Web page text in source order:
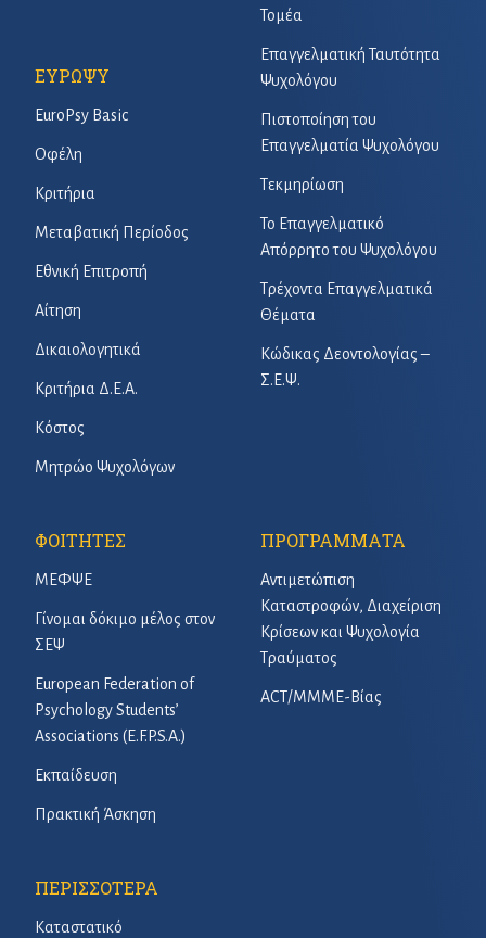
Τομέα
Επαγγελματική Ταυτότητα
Ψυχολόγου
Πιστοποίηση του
Επαγγελματία Ψυχολόγου
Τεκμηρίωση
Το Επαγγελματικό
Απόρρητο του Ψυχολόγου
Τρέχοντα Επαγγελματικά
Θέματα
Κώδικας Δεοντολογίας –
Σ.Ε.Ψ.
ΕΥΡΩΨΥ
EuroPsy Basic
Οφέλη
Κριτήρια
Μεταβατική Περίοδος
Εθνική Επιτροπή
Αίτηση
Δικαιολογητικά
Κριτήρια Δ.Ε.Α.
Κόστος
Μητρώο Ψυχολόγων
ΦΟΙΤΗΤΕΣ
ΜΕΦΨΕ
Γίνομαι δόκιμο μέλος στον
ΣΕΨ
European Federation of
Psychology Students’
Associations (E.F.P.S.A.)
Εκπαίδευση
Πρακτική Άσκηση
ΠΡΟΓΡΑΜΜΑΤΑ
Αντιμετώπιση
Καταστροφών, Διαχείριση
Κρίσεων και Ψυχολογία
Τραύματος
ACT/ΜΜΜΕ-Βίας
ΠΕΡΙΣΣΟΤΕΡΑ
Καταστατικό